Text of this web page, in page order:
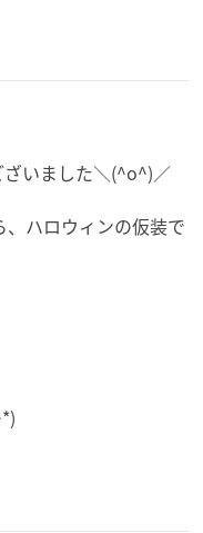
いました＼(^o^)／
ハロウィンの仮装で